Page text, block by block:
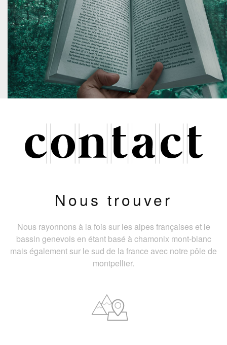
Nous trouver
Nous rayonnons à la fois sur les alpes françaises et le
bassin genevois en étant basé à chamonix mont-blanc
mais également sur le sud de la france avec notre pôle de
montpellier.